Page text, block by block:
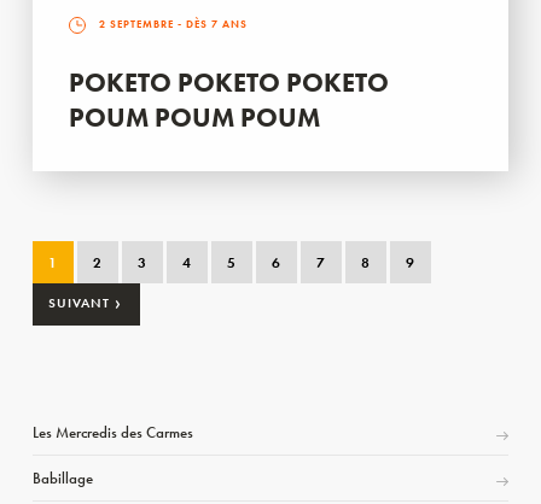
2 SEPTEMBRE - DÈS 7 ANS
POKETO POKETO POKETO
POUM POUM POUM
1 2 3 4 5 6 7 8 9
SUIVANT ›
Les Mercredis des Carmes
Babillage